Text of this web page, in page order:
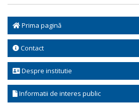
Prima pagină
Contact
Despre institutie
Informatii de interes public